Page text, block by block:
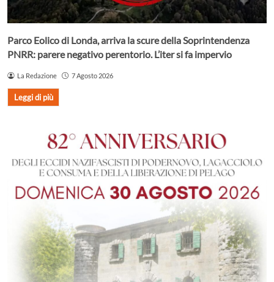
Parco Eolico di Londa, arriva la scure della Soprintendenza
PNRR: parere negativo perentorio. L’iter si fa impervio
La Redazione 7 Agosto 2026
Leggi di più